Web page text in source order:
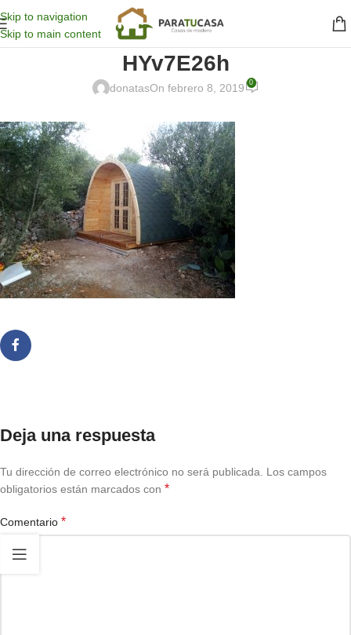
Skip to navigation
Skip to main content
HYv7E26h
donatasOn febrero 8, 2019 0
Deja una respuesta
Tu dirección de correo electrónico no será publicada.
Los campos
obligatorios están marcados con *
Comentario *